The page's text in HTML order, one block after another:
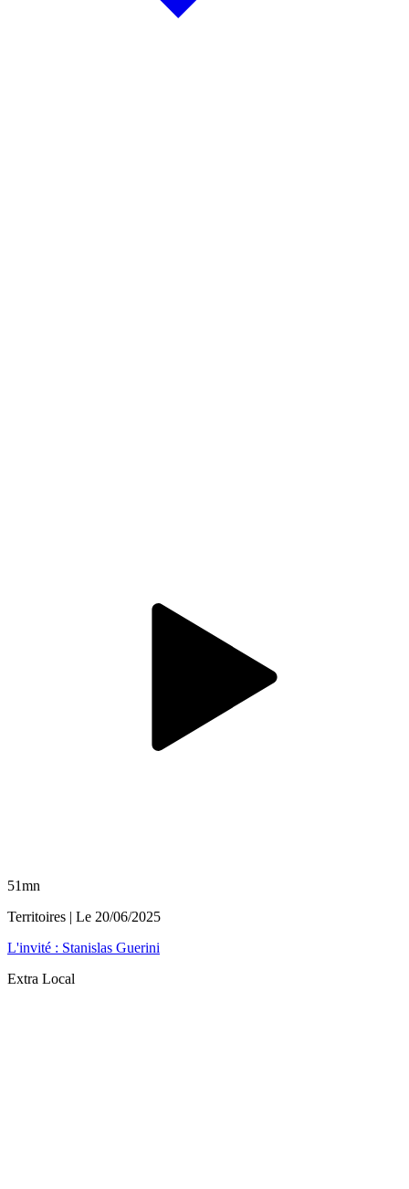
51mn
Territoires | Le 20/06/2025
L'invité : Stanislas Guerini
Extra Local